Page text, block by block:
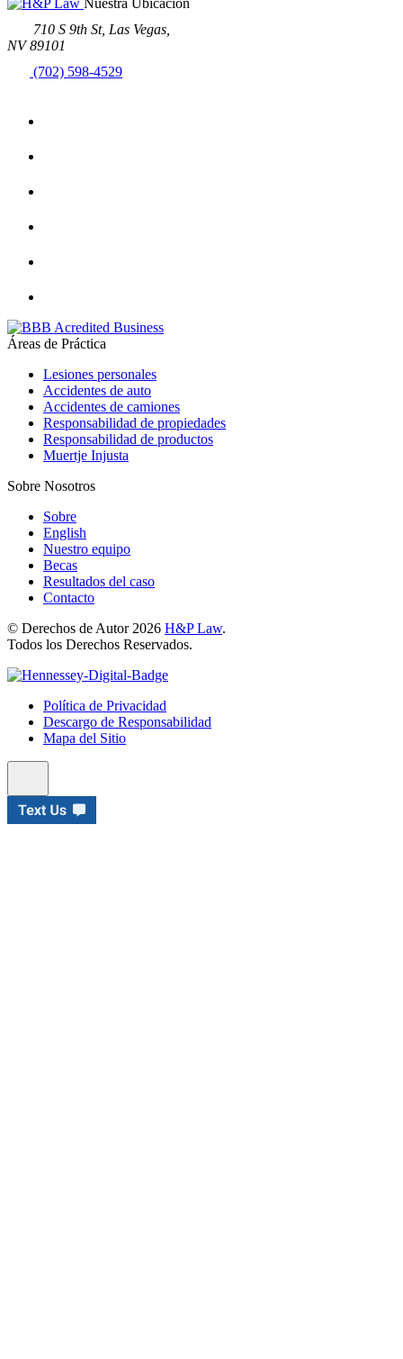
710 S 9th St, Las Vegas,
NV 89101
(702) 598-4529
Áreas de Práctica
Lesiones personales
Accidentes de auto
Accidentes de camiones
Responsabilidad de propiedades
Responsabilidad de productos
Muertje Injusta
Sobre Nosotros
Sobre
English
Nuestro equipo
Becas
Resultados del caso
Contacto
© Derechos de Autor 2026 H&P Law.
Todos los Derechos Reservados.
Política de Privacidad
Descargo de Responsabilidad
Mapa del Sitio